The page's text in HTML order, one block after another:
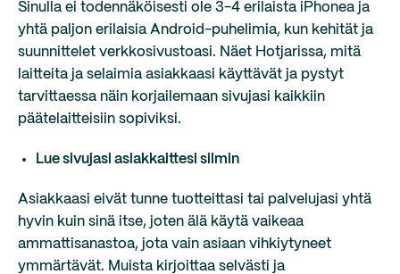
Sinulla ei todennäköisesti ole 3-4 erilaista iPhonea ja
yhtä paljon erilaisia Android-puhelimia, kun kehität ja
suunnittelet verkkosivustoasi. Näet Hotjarissa, mitä
laitteita ja selaimia asiakkaasi käyttävät ja pystyt
tarvittaessa näin korjailemaan sivujasi kaikkiin
päätelaitteisiin sopiviksi.
Lue sivujasi asiakkaittesi silmin
Asiakkaasi eivät tunne tuotteittasi tai palvelujasi yhtä
hyvin kuin sinä itse, joten älä käytä vaikeaa
ammattisanastoa, jota vain asiaan vihkiytyneet
ymmärtävät. Muista kirjoittaa selvästi ja